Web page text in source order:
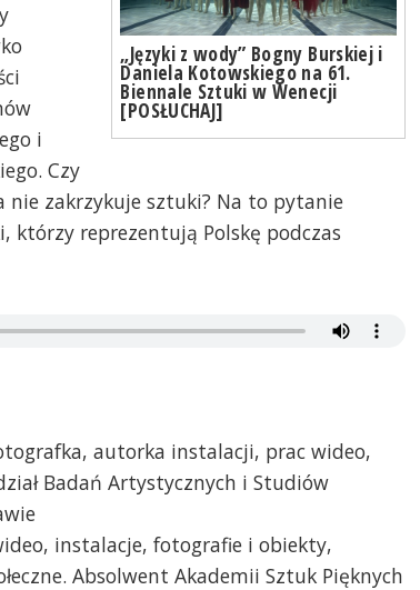
„Języki z wody” Bogny Burskiej i
Daniela Kotowskiego na 61.
Biennale Sztuki w Wenecji
[POSŁUCHAJ]
i
Czy
nie zakrzykuje sztuki? Na to pytanie
którzy reprezentują Polskę podczas
autorka instalacji, prac wideo,
Badań Artystycznych i Studiów
instalacje, fotografie i obiekty,
Absolwent Akademii Sztuk Pięknych